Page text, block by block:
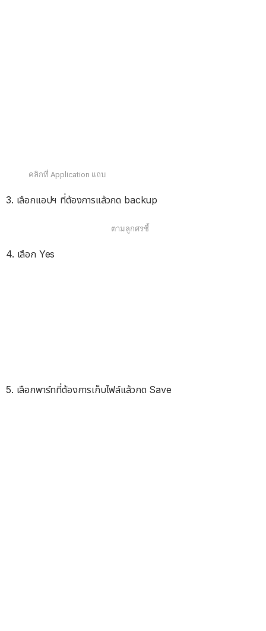
คลิกที่ Application แถบ
3. เลือกแอปฯ ที่ต้องการแล้วกด backup
ตามลูกศรชี้
4. เลือก Yes
5. เลือกพาร์ทที่ต้องการเก็บไฟล์แล้วกด Save